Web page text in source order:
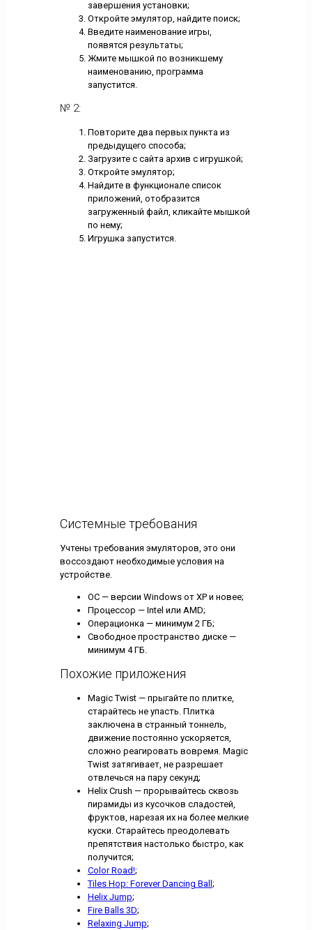
завершения установки;
Откройте эмулятор, найдите поиск;
Введите наименование игры,
появятся результаты;
Жмите мышкой по возникшему
наименованию, программа
запустится.
№ 2:
Повторите два первых пункта из
предыдущего способа;
Загрузите с сайта архив с игрушкой;
Откройте эмулятор;
Найдите в функционале список
приложений, отобразится
загруженный файл, кликайте мышкой
по нему;
Игрушка запустится.
Системные требования
Учтены требования эмуляторов, это они
воссоздают необходимые условия на
устройстве.
ОС — версии Windows от ХР и новее;
Процессор — Intel или AMD;
Операционка — минимум 2 ГБ;
Свободное пространство диске —
минимум 4 ГБ.
Похожие приложения
Magic Twist — прыгайте по плитке,
старайтесь не упасть. Плитка
заключена в странный тоннель,
движение постоянно ускоряется,
сложно реагировать вовремя. Magic
Twist затягивает, не разрешает
отвлечься на пару секунд;
Helix Crush — прорывайтесь сквозь
пирамиды из кусочков сладостей,
фруктов, нарезая их на более мелкие
куски. Старайтесь преодолевать
препятствия настолько быстро, как
получится;
Color Road!;
Tiles Hop: Forever Dancing Ball ;
Helix Jump;
Fire Balls 3D;
Relaxing Jump;